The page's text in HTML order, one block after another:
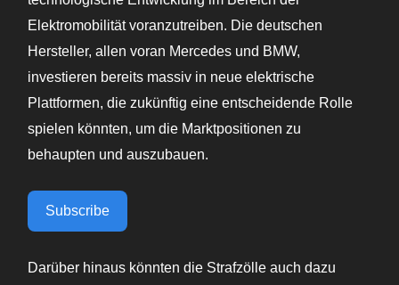
Elektromobilität voranzutreiben. Die deutschen
Hersteller, allen voran Mercedes und BMW,
investieren bereits massiv in neue elektrische
Plattformen, die zukünftig eine entscheidende Rolle
spielen könnten, um die Marktpositionen zu
behaupten und auszubauen.
Subscribe
Darüber hinaus könnten die Strafzölle auch dazu